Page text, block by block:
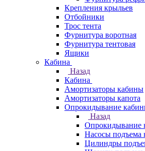
Крепления крыльев
Отбойники
Трос тента
Фурнитура воротная
Фурнитура тентовая
Ящики
Кабина
Назад
Кабина
Амортизаторы кабины
Амортизаторы капота
Опрокидывание
Назад
Опрокидывание
Насосы подъема
Цилиндры